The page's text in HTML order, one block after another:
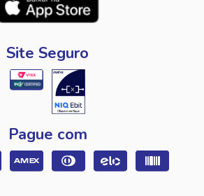
Site Seguro
Pague com